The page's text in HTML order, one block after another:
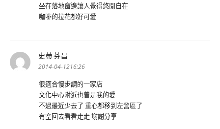
坐在落地窗邊讓人覺得悠閒自在
咖啡的拉花都好可愛
史蒂芬昌
示:
2014-04-1216:26
很適合慢步調的一家店
文化中心附近也曾是我的愛
不過最近少去了 重心都移到左營區了
有空回去看看走走 謝謝分享